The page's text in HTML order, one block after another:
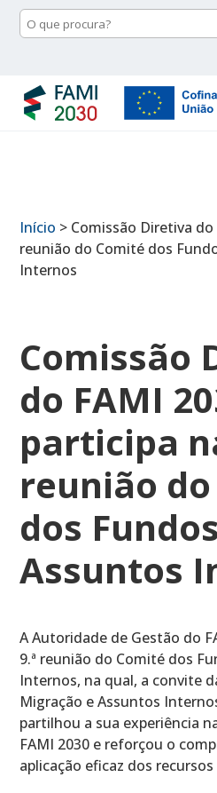
Início > Comissão Diretiva
reunião do Comité dos
Internos
Comissão
do FAMI
participa
reunião
dos
Assuntos
A Autoridade de Gestão do
9.ª reunião do Comité dos
Internos, na qual, a convite
Migração e Assuntos
partilhou a sua experiência
FAMI 2030 e reforçou o
aplicação eficaz dos